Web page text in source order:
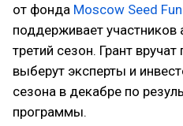
от фонда Moscow Seed
поддерживает участников
третий сезон. Грант
выберут эксперты и
сезона в декабре по
программы.